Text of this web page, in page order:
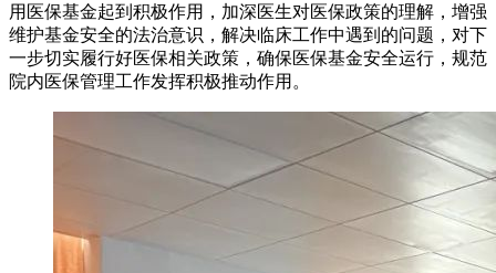
用医保基金起到积极作用，加深医生对医保政策的理解，增强
维护基金安全的法治意识，解决临床工作中遇到的问题，对下
一步切实履行好医保相关政策，确保医保基金安全运行，规范
院内医保管理工作发挥积极推动作用。